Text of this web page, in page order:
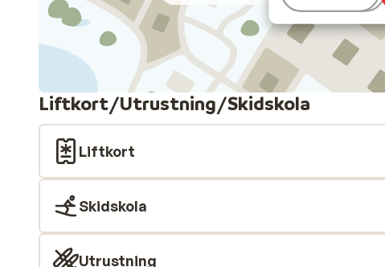
Liftkort/Utrustning/Skidskola
Liftkort
Skidskola
Utrustning